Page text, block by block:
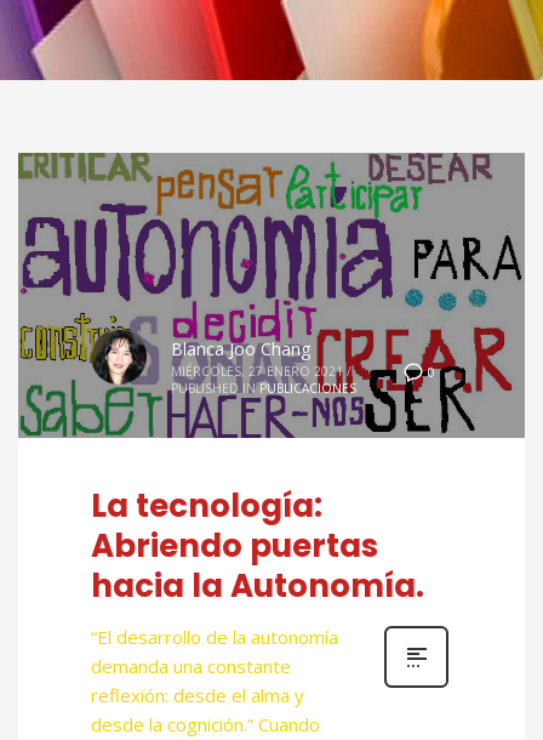
0
Blanca Joo Chang
MIÉRCOLES, 27 ENERO 2021 /
PUBLISHED IN PUBLICACIONES
La tecnología:
Abriendo puertas
hacia la Autonomía.
“El desarrollo de la autonomía
demanda una constante
reflexión: desde el alma y
desde la cognición.” Cuando